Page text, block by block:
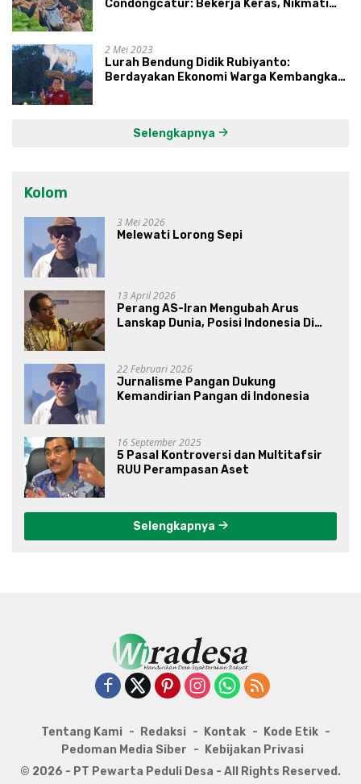
Condongcatur: Bekerja Keras, Nikmati
2 Mei 2023
Lurah Bendung Didik Rubiyanto:
Berdayakan Ekonomi Warga Kembangkan
Selengkapnya
Kolom
3 Mei 2026
Melewati Lorong Sepi
13 April 2026
Perang AS-Iran Mengubah Arus
Lanskap Dunia, Posisi Indonesia Di
22 Februari 2026
Jurnalisme Pangan Dukung
Kemandirian Pangan di Indonesia
16 September 2025
5 Pasal Kontroversi dan Multitafsir
RUU Perampasan Aset
Selengkapnya
Tentang Kami Redaksi Kontak
Kode Etik
Pedoman Media Siber
Kebijakan Privasi
© 2026 - PT Pewarta Peduli Desa - All Rights Reserved.